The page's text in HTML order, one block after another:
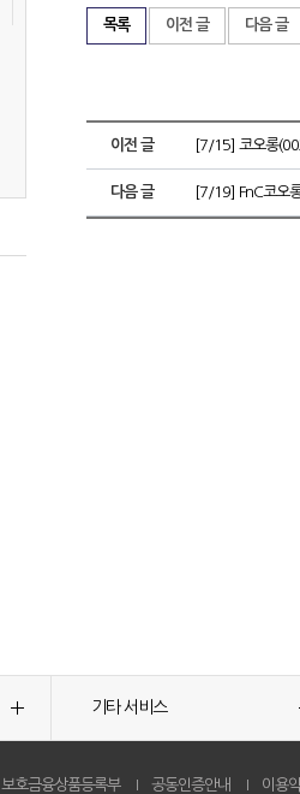
목록 이전 글 다음 글
이전 글 [7/15] 코오롱
다음 글 [7/19] FnC코오
기타 서비스
보호금융상품등록부 공동인증안내 이용